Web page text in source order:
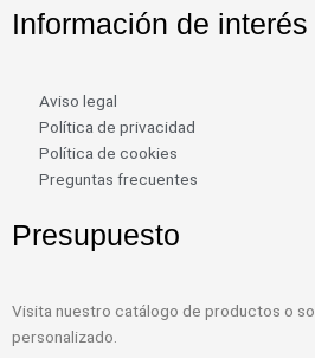
Información de interés
Aviso legal
Política de privacidad
Política de cookies
Preguntas frecuentes
Presupuesto
Visita nuestro catálogo de productos o
personalizado.